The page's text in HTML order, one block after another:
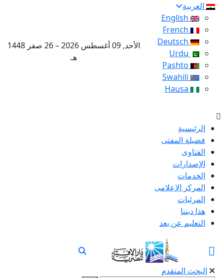
العربية
English
French
Deutsch
Urdu
Pashto
Swahili
Hausa
الأحد, 09 أغسطس 2026 – 26 صفر 1448
الرئيسية
فضيلة المفتى
الفتاوى
الإصدارات
الخدمات
المركز الإعلامى
المرئيات
هذا ديننا
التعليم عن بعد
البحث المتقدم